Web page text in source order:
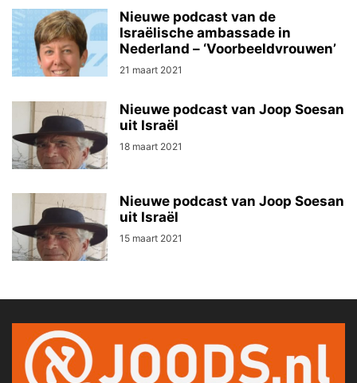
Nieuwe podcast van de
Israëlische ambassade in
Nederland – ‘Voorbeeldvrouwen’
21 maart 2021
Nieuwe podcast van Joop Soesan
uit Israël
18 maart 2021
Nieuwe podcast van Joop Soesan
uit Israël
15 maart 2021